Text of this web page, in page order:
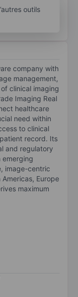
outils
company with
management,
clinical imaging
Imaging Real
healthcare
need within
to clinical
record. Its
and regulatory
emerging
image-centric
Europe
maximum